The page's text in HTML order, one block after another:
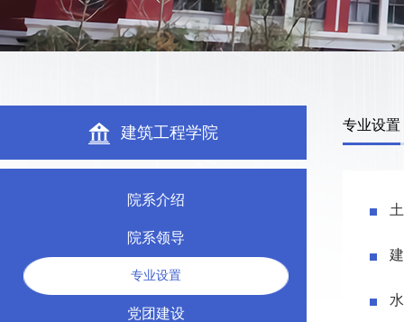
建筑工程学院
院系介绍
院系领导
专业设置
党团建设
专业设置